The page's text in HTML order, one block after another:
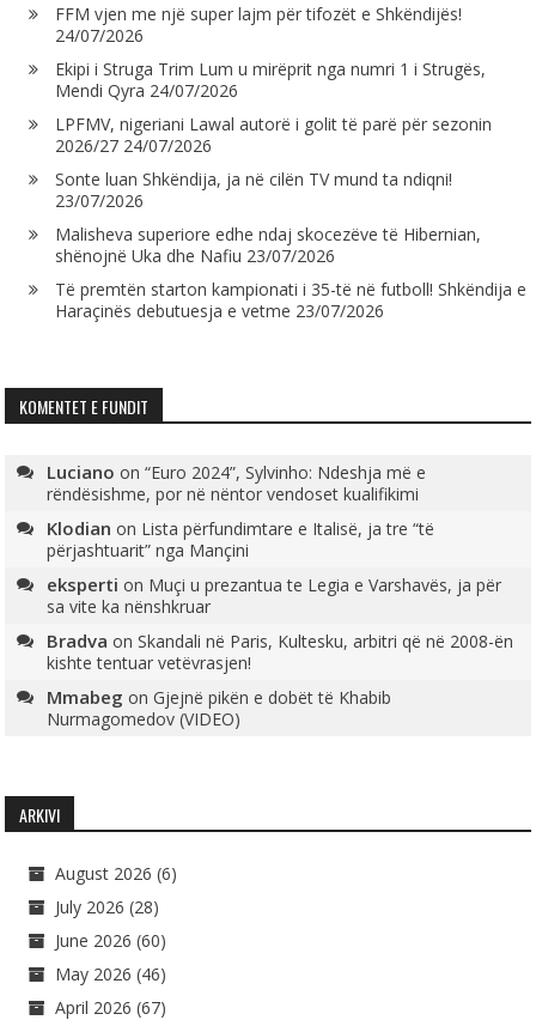
FFM vjen me një super lajm për tifozët e Shkëndijës!
24/07/2026
Ekipi i Struga Trim Lum u mirëprit nga numri 1 i Strugës,
Mendi Qyra 24/07/2026
LPFMV, nigeriani Lawal autorë i golit të parë për sezonin
2026/27 24/07/2026
Sonte luan Shkëndija, ja në cilën TV mund ta ndiqni!
23/07/2026
Malisheva superiore edhe ndaj skocezëve të Hibernian,
shënojnë Uka dhe Nafiu 23/07/2026
Të premtën starton kampionati i 35-të në futboll! Shkëndija e
Haraçinës debutuesja e vetme 23/07/2026
KOMENTET E FUNDIT
Luciano on“Euro 2024”, Sylvinho: Ndeshja më e
rëndësishme, por në nëntor vendoset kualifikimi
Klodian on Lista përfundimtare e Italisë, ja tre “të
përjashtuarit” nga Mançini
eksperti on Muçi u prezantua te Legia e Varshavës, ja për
sa vite ka nënshkruar
Bradva onSkandali në Paris, Kultesku, arbitri që në 2008-ën
kishte tentuar vetëvrasjen!
Mmabeg onGjejnë pikën e dobët të Khabib
Nurmagomedov (VIDEO)
ARKIVI
August 2026 (6)
July 2026 (28)
June 2026 (60)
May 2026 (46)
April 2026 (67)